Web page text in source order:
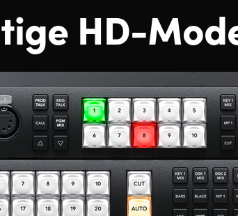
HD-